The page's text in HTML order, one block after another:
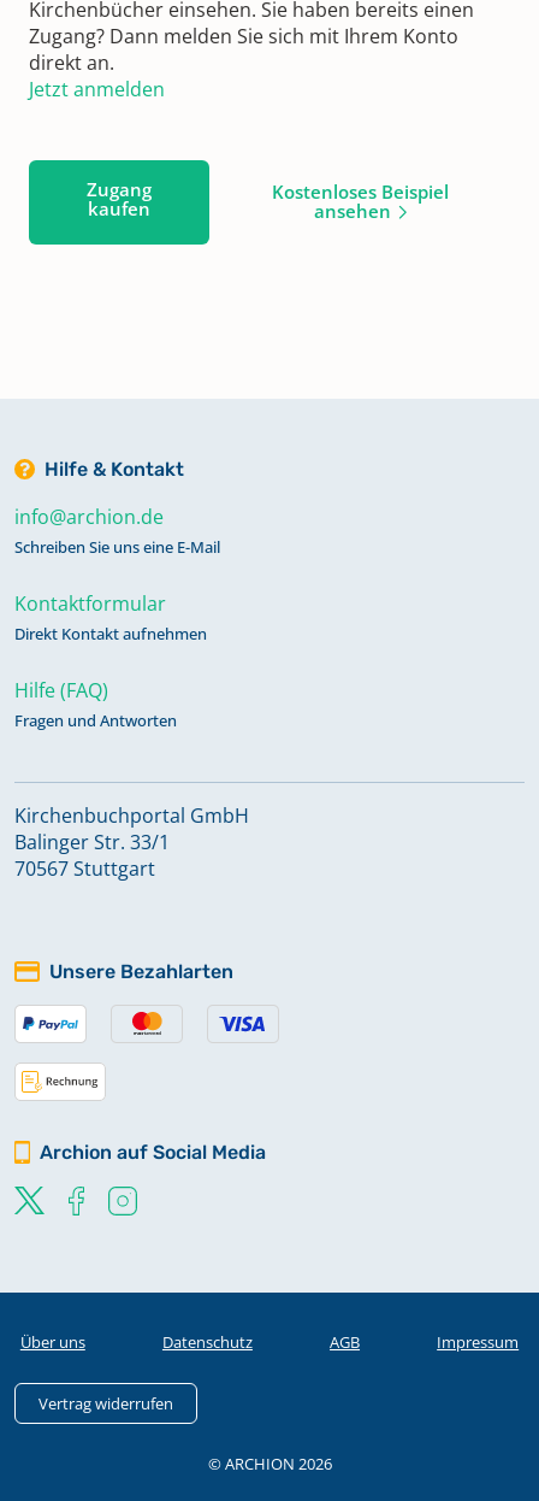
Kirchenbücher einsehen. Sie haben bereits einen
Zugang? Dann melden Sie sich mit Ihrem Konto
direkt an.
Jetzt anmelden
Zugang
kaufen
Kostenloses Beispiel
ansehen
Hilfe & Kontakt
info@archion.de
Schreiben Sie uns eine E-Mail
Kontaktformular
Direkt Kontakt aufnehmen
Hilfe (FAQ)
Fragen und Antworten
Kirchenbuchportal GmbH
Balinger Str. 33/1
70567 Stuttgart
Unsere Bezahlarten
Archion auf Social Media
Über uns Datenschutz AGB Impressum
Vertrag widerrufen
© ARCHION 2026